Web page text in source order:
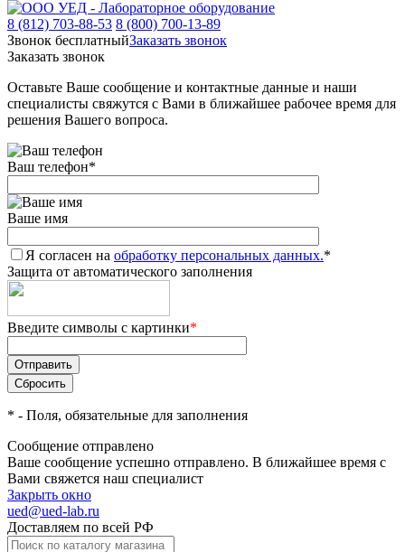
8 (812) 703-88-53 8 (800) 700-13-89
Звонок бесплатныйЗаказать звонок
Заказать звонок
Оставьте Ваше сообщение и контактные данные и наши
специалисты свяжутся с Вами в ближайшее рабочее время для
решения Вашего вопроса.
Ваш телефон*
Ваше имя
Я согласен на обработку персональных данных.*
Защита от автоматического заполнения
Введите символы с картинки*
* - Поля, обязательные для заполнения
Сообщение отправлено
Ваше сообщение успешно отправлено. В ближайшее время с
Вами свяжется наш специалист
Закрыть окно
ued@ued-lab.ru
Доставляем по всей РФ